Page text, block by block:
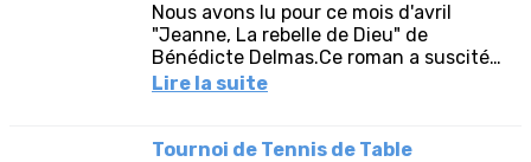
Nous avons lu pour ce mois d'avril
"Jeanne, La rebelle de Dieu" de
Bénédicte Delmas.Ce roman a suscité
beaucoup de commentaires et
Lire la suite
Tournoi de Tennis de Table